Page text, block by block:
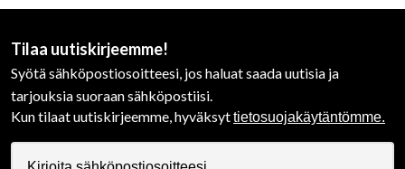
Tilaa uutiskirjeemme!
Syötä sähköpostiosoitteesi, jos haluat saada uutisia ja
tarjouksia suoraan sähköpostiisi.
Kun tilaat uutiskirjeemme, hyväksyttietosuojakäytäntömme.